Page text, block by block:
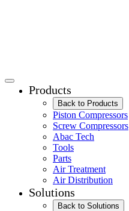
Products
Back to Products
Piston Compressors
Screw Compressors
Abac Tech
Tools
Parts
Air Treatment
Air Distribution
Solutions
Back to Solutions